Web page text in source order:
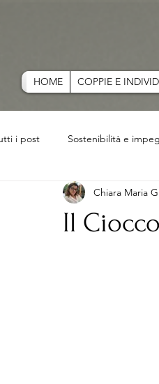
HOME COPPIE E
i post Sostenibilità e
Il
Chiara Maria